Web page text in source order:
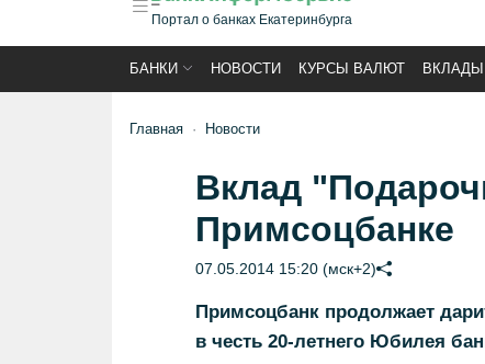
Портал о банках Екатеринбурга
БАНКИ НОВОСТИ КУРСЫ ВАЛЮТ ВКЛАДЫ
Главная Новости
Вклад
Примсоцбанке
07.05.2014 15:20 (мск+2)
Примсоцбанк продолжает
в честь 20-летнего Юбилея